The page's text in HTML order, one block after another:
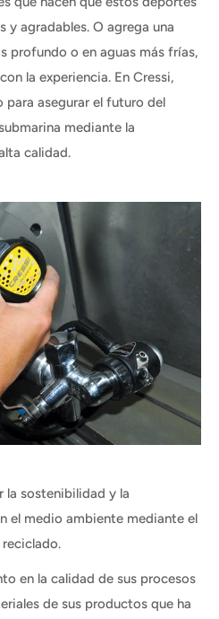
y agradables. O agrega una
profundo o en aguas más frías,
la experiencia. En Cressi,
para asegurar el futuro del
mediante la
calidad.
la sostenibilidad y la
el medio ambiente mediante el
en la calidad de sus procesos
de sus productos que ha